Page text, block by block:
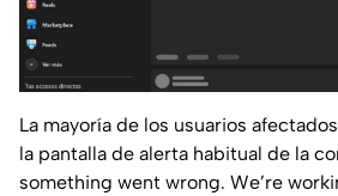
La mayoría de los usuarios
la pantalla de alerta habitual de la
something went wrong. We’re